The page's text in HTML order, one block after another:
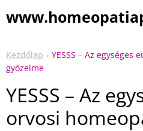
Kezdőlap
YESSS – Az
győzelme
YESSS – Az
orvosi